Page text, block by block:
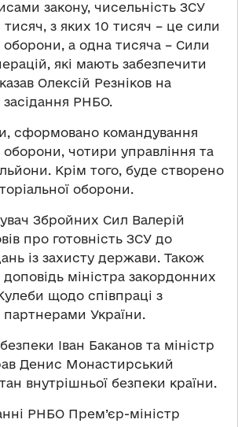
закону, чисельність ЗСУ
тисяч, з яких 10 тисяч – це сили
оборони, а одна тисяча – Сили
які мають забезпечити
Олексій Резніков на
засідання РНБО.
сформовано командування
оборони, чотири управління та
Крім того, буде створено
оборони.
Збройних Сил Валерій
про готовність ЗСУ до
із захисту держави. Також
міністра закордонних
щодо співпраці з
України.
Іван Баканов та міністр
Денис Монастирський
внутрішньої безпеки країни.
РНБО Прем’єр-міністр